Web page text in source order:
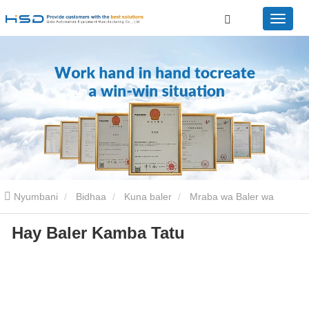
Nyumbani Bidhaa Kuna baler Mraba wa Baler wa
ukubwa wa kati Hay Baler Hay baler tatu
Hay Baler Kamba Tatu